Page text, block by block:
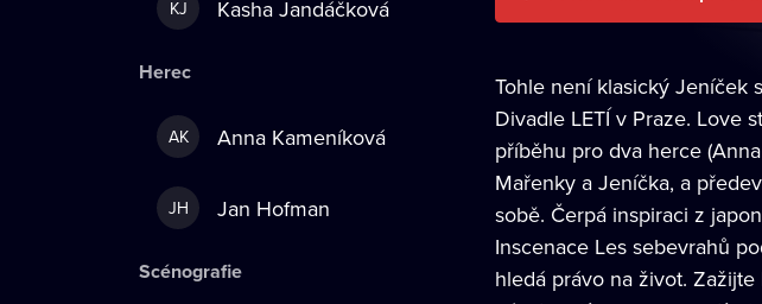
Tohle není klasický Jeníček
Divadle LETÍ v Praze. Love
příběhu pro dva herce
Mařenky a Jeníčka, a
sobě. Čerpá inspiraci z
Inscenace Les sebevrahů
hledá právo na život.
KJ Kasha Jandáčková
Herec
AK Anna Kameníková
JH Jan Hofman
Scénografie